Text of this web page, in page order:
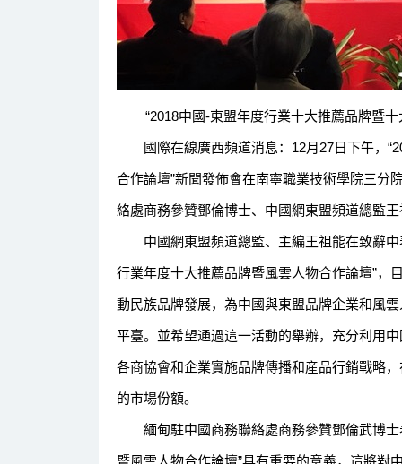
“2018中國-東盟年度行業十大推薦品牌暨十
國際在線廣西頻道消息：12月27日下午，
合作論壇”新聞發佈會在南寧職業技術學院三分
絡處商務參贊鄧倫博士、中國網東盟頻道總監
中國網東盟頻道總監、主編王祖能在致辭中
行業年度十大推薦品牌暨風雲人物合作論壇”，
動民族品牌發展，為中國與東盟品牌企業和風
平臺。並希望通過這一活動的舉辦，充分利用
各商協會和企業實施品牌傳播和産品行銷戰略
的市場份額。
緬甸駐中國商務聯絡處商務參贊鄧倫武博士
暨風雲人物合作論壇”具有重要的意義，這將對